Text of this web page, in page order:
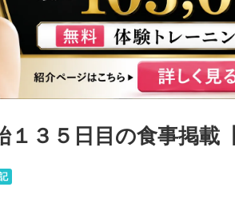
３５日目の食事掲載【